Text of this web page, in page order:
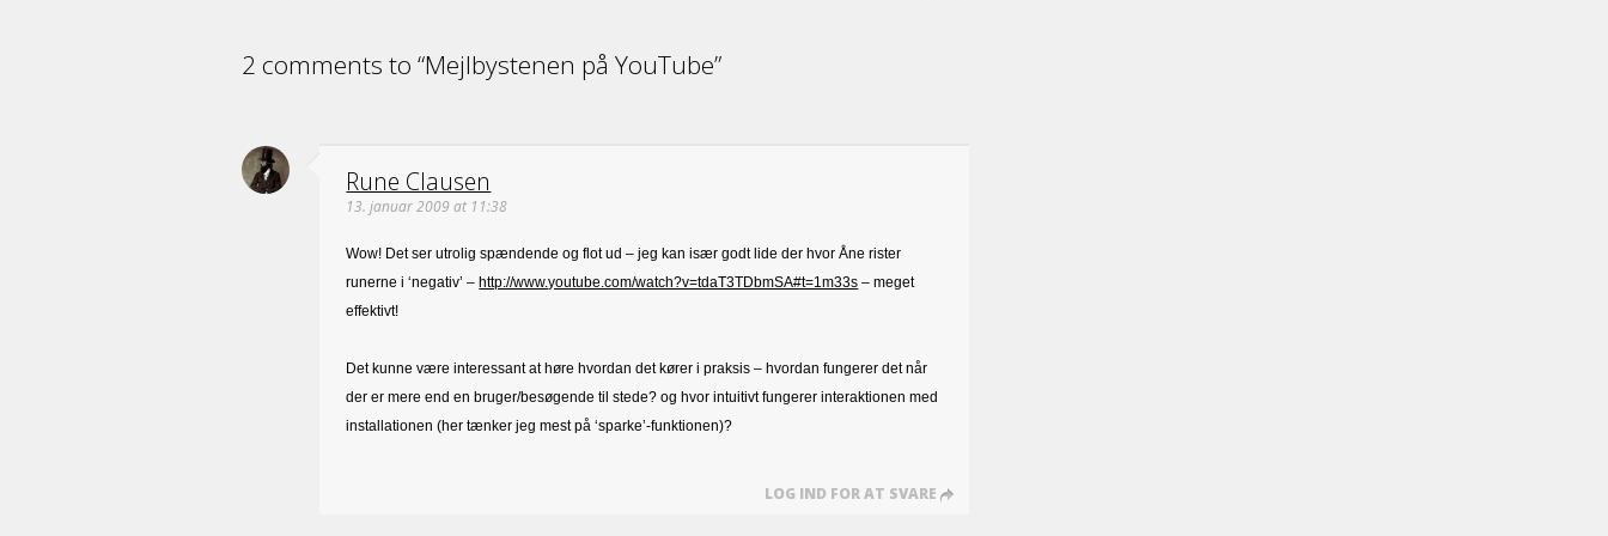
2 comments to “Mejlbystenen på YouTube”
Rune Clausen
13. januar 2009 at 11:38
Wow! Det ser utrolig spændende og flot ud – jeg kan især godt lide der hvor Åne rister
runerne i ‘negativ’ – http://www.youtube.com/watch?v=tdaT3TDbmSA#t=1m33s – meget
effektivt!
Det kunne være interessant at høre hvordan det kører i praksis – hvordan fungerer det når
der er mere end en bruger/besøgende til stede? og hvor intuitivt fungerer interaktionen med
installationen (her tænker jeg mest på ‘sparke’-funktionen)?
LOG IND FOR AT SVARE